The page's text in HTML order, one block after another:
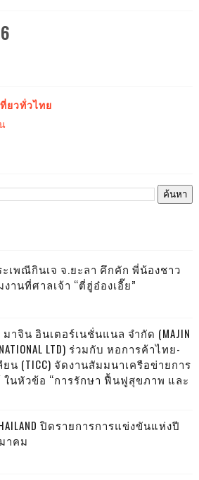
เที่ยวทั่วไทย
เพณีกินเจ จ.ยะลา คึกคัก พี่น้องชาว
งานที่ศาลเจ้า “ตี่ฮู่อ๋องเอี๊ย”
าจิน อินเตอร์เนชั่นแนล จำกัด (MAJIN
LTD) ร่วมกับ หอการค้าไทย-
ยน (TICC) จัดงานสัมมนาเครือข่ายการ
ในหัวข้อ “การรักษา ฟื้นฟูสุขภาพ และ
ปิดรายการการแข่งขันแห่งปี
าคม